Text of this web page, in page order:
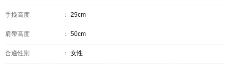
手挽高度 ： 29cm
肩帶高度 ： 50cm
合適性別 ： 女性